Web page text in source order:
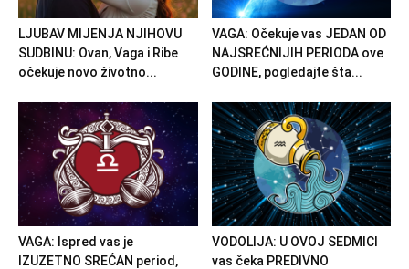
LJUBAV MIJENJA NJIHOVU
SUDBINU: Ovan, Vaga i Ribe
očekuje novo životno...
VAGA: Očekuje vas JEDAN OD
NAJSREĆNIJIH PERIODA ove
GODINE, pogledajte šta...
VAGA: Ispred vas je
IZUZETNO SREĆAN period,
VODOLIJA: U OVOJ SEDMICI
vas čeka PREDIVNO